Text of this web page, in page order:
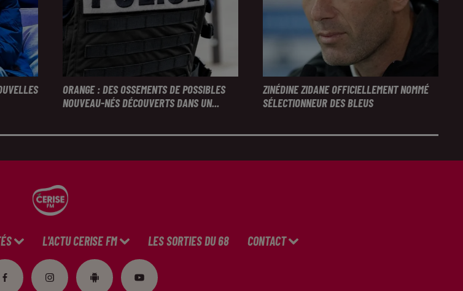
ORANGE : DES OSSEMENTS DE POSSIBLES
NOUVEAU-NÉS DÉCOUVERTS DANS UN...
ZINÉDINE ZIDANE OFFICIELLEMENT NOMMÉ
SÉLECTIONNEUR DES BLEUS
L'ACTU CERISE FM LES SORTIES DU 68 CONTACT